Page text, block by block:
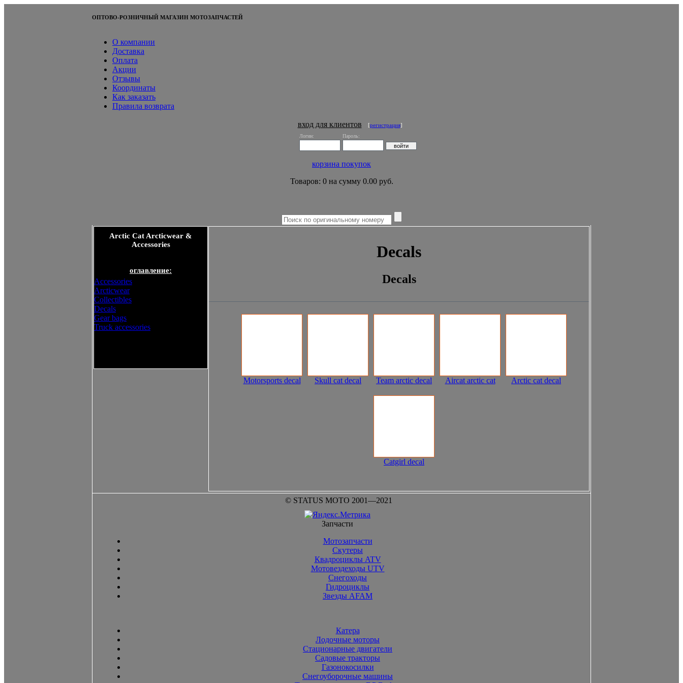
ОПТОВО-РОЗНИЧНЫЙ МАГАЗИН МОТОЗАПЧАСТЕЙ
О компании
Доставка
Оплата
Акции
Отзывы
Координаты
Как заказать
Правила возврата
вход для клиентов [регистрация]
Логин: Пароль:
корзина покупок
Товаров: 0 на сумму 0.00 руб.
Arctic Cat Arcticwear &
Accessories
оглавление:
Accessories
Arcticwear
Collectibles
Decals
Gear bags
Truck accessories
Decals
Decals
Motorsports decal Skull cat decal Team arctic decal Aircat arctic cat Arctic cat decal
Catgirl decal
© STATUS MOTO 2001—2021
Запчасти
Мотозапчасти
Скутеры
Квадроциклы ATV
Мотовездеходы UTV
Снегоходы
Гидроциклы
Звезды AFAM
Катера
Лодочные моторы
Стационарные двигатели
Садовые тракторы
Газонокосилки
Снегоуборочные машины